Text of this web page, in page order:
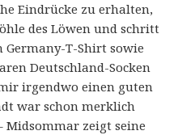
Eindrücke zu erhalten,
des Löwen und schritt
T-Shirt sowie
Deutschland-Socken
irgendwo einen guten
war schon merklich
Midsommar zeigt seine